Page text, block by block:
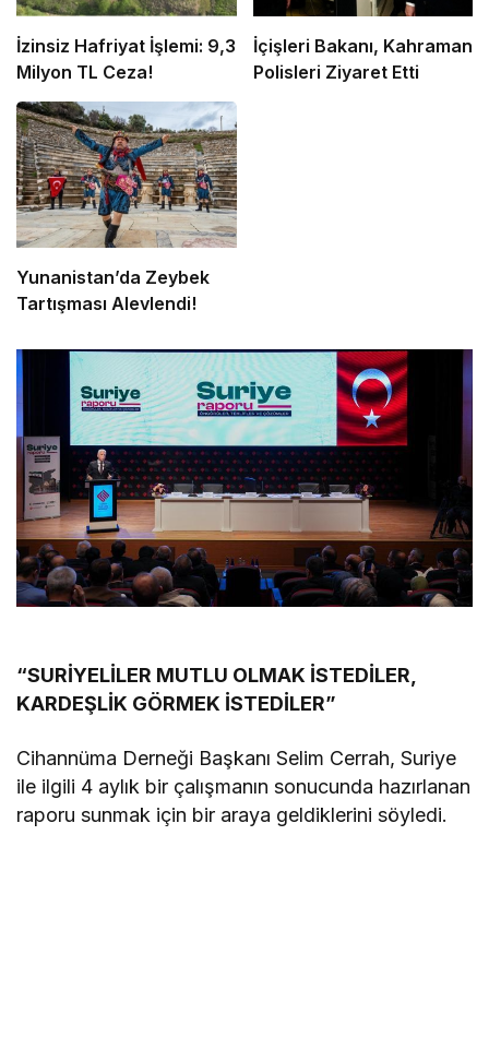
İzinsiz Hafriyat İşlemi: 9,3
Milyon TL Ceza!
İçişleri Bakanı, Kahraman
Polisleri Ziyaret Etti
Yunanistan’da Zeybek
Tartışması Alevlendi!
“SURİYELİLER MUTLU OLMAK İSTEDİLER,
KARDEŞLİK GÖRMEK İSTEDİLER”
Cihannüma Derneği Başkanı Selim Cerrah, Suriye
ile ilgili 4 aylık bir çalışmanın sonucunda hazırlanan
raporu sunmak için bir araya geldiklerini söyledi.